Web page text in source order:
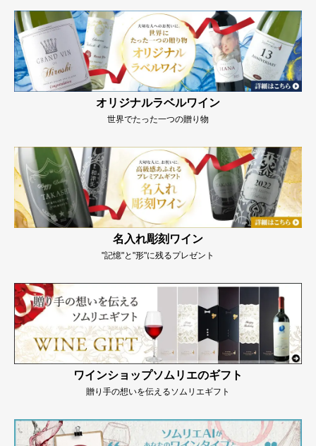
オリジナルラベルワイン
世界でたった一つの贈り物
名入れ彫刻ワイン
"記憶"と"形"に残るプレゼント
ワインショップソムリエのギフト
贈り手の想いを伝えるソムリエギフト